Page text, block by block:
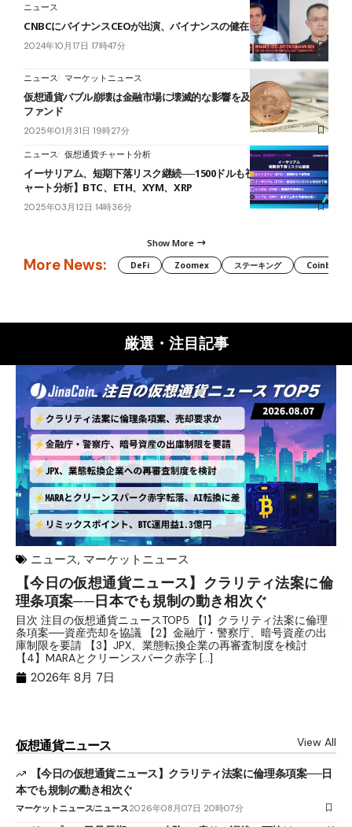
ニュース
CNBCにバイナンスCEOが出演、バイナンスの健在を強調
2024年10月17日 17時47分
ニュース マーケットニュース
仮想通貨バブル崩壊は金融市場に壊滅的な影響を及ぼす＝米ヘッジ
ファンド
2025年01月31日 19時27分
ニュース 仮想通貨チャート分析
イーサリアム、短期下落リスク継続──1500ドルも視野【仮想通貨チ
ャート分析】BTC、ETH、XYM、XRP
2025年03月12日 14時36分
Show More
More News: DeFi Zoomex ステーキング Coinbase
厳選・注目記事
ニュース, マーケットニュース
【今日の仮想通貨ニュース】クラリティ法案に倫
理条項案──日本でも規制の動き相次ぐ
目次 注目の仮想通貨ニュースTOP5 【1】クラリティ法案に倫理
条項案──資産売却を協議 【2】金融庁・警察庁、暗号資産の出
庫制限を要請 【3】JPX、業態転換企業の再審査制度を検討
【4】MARAとクリーンスパーク赤字 […]
2026年 8月 7日
仮想通貨ニュース View All
【今日の仮想通貨ニュース】クラリティ法案に倫理条項案──日
本でも規制の動き相次ぐ
マーケットニュースニュース2026年08月07日 20時07分